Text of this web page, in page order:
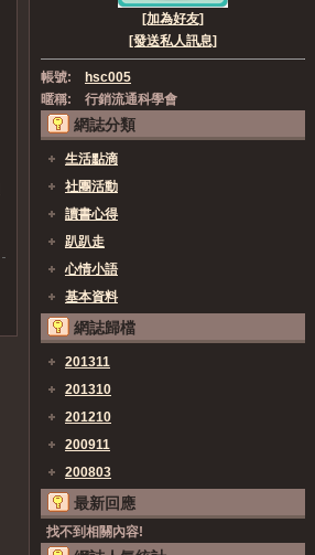
[加為好友]
[發送私人訊息]
帳號:
hsc005
暱稱:
行銷流通科學會
網誌分類
生活點滴
社團活動
讀書心得
趴趴走
心情小語
基本資料
網誌歸檔
201311
201310
201210
200911
200803
最新回應
找不到相關內容!